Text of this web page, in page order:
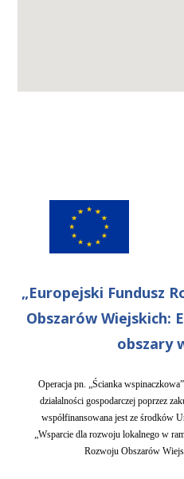
„Europejski Fundusz
Obszarów Wiejskich:
obszary
Operacja pn. „Ścianka
działalności gospodarczej poprzez
współfinansowana jest ze środków
„Wsparcie dla rozwoju lokalnego w
Rozwoju Obszarów